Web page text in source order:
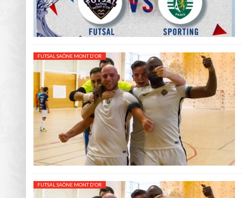
FUTSAL SAÔNE MONT D'OR
FUTSAL SAÔNE MONT D'OR